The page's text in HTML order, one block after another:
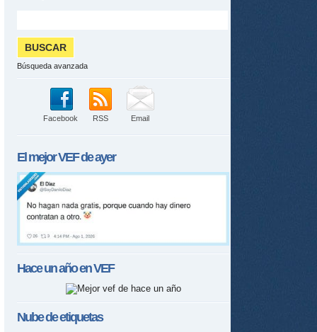
Búsqueda avanzada
Facebook RSS Email
El mejorVEFde ayer
Hace un año enVEF
Nube de etiquetas